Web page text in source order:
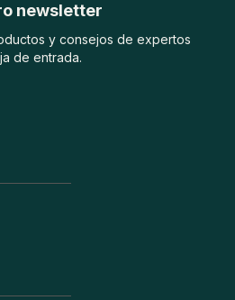
newsletter
y consejos de expertos
de entrada.